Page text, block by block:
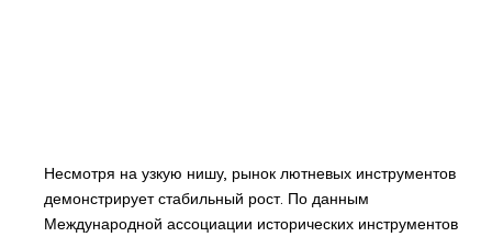
Несмотря на узкую нишу, рынок лютневых инструментов
демонстрирует стабильный рост. По данным
Международной ассоциации исторических инструментов